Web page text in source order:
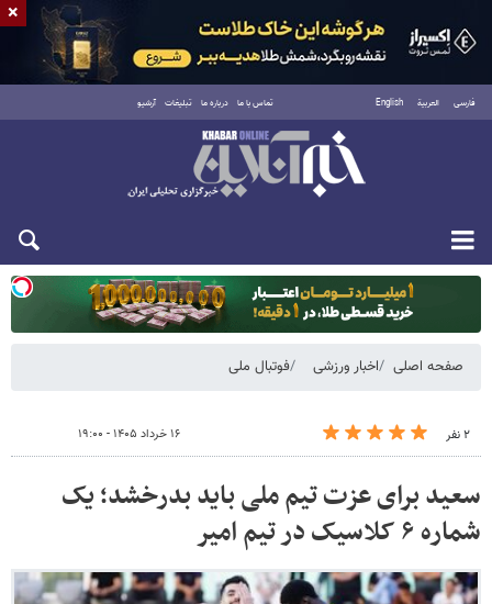
فارسی العربية English تماس با ما درباره ما تبلیغات آرشیو
یکشنبه ۱۸ مرداد ۱۴۰۵
صفحه اصلی اخبار ورزشی فوتبال ملی
۲ نفر ۱۶ خرداد ۱۴۰۵ - ۱۹:۰۰
سعید برای عزت تیم ملی باید بدرخشد؛ یک
شماره ۶ کلاسیک در تیم امیر
×